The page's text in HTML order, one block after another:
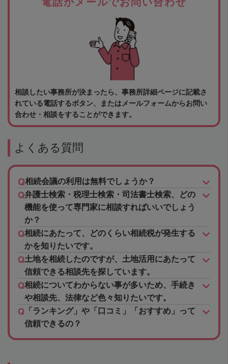
相談したい事務所が決まったら、事務所詳細ページに記載さ
れている電話するボタン、またはメールフォームからお問い
合わせ・相談をすることができます。
よくある質問
相続会議の利用は無料でしょうか？
弁護士検索・税理士検索・司法書士検索、どの
機能を使って専門家に相談すればいいでしょう
か？
相続にあたって、どのくらい相続税が発生する
かを知りたいです。
土地を相続したのですが、土地活用にあたって
信頼できる相談先を探しています。
相続についてわからない事が多いため、手続き
や相談先、法律など色々知りたいです。
「ランキング」や「口コミ」「おすすめ」って
信頼できるの？